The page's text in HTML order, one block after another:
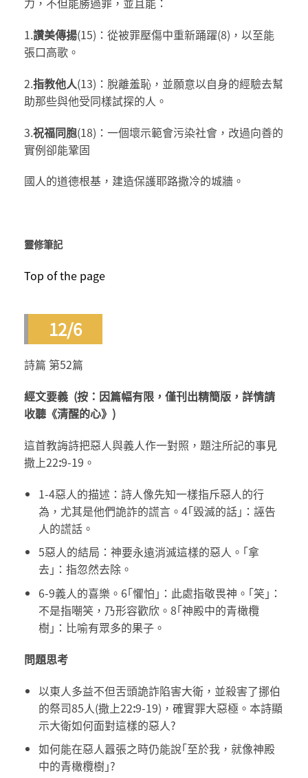
1.讚美傳揚(15)：從被罪壓傷中重新踊躍(8)，以至能
張口高歌。
2.指教他人(13)：脫離羞恥，並願意以自身的經驗去幫
助那些與他受同樣試探的人。
3.祝福同胞(18)：一個壞示範會污染社會，改過向善的
實例卻能鞏固
國人的道德根基，建造保護耶路撒冷的城牆。
靈修筆記
Top of the page
12/6
詩篇 第52篇
經文要義 (按：因篇幅有限，僅刊出精簡版，詳情請
收聽《清醒的心》)
這首教誨詩把惡人與義人作一對照，題注所記的事見
撒上22:9-19。
1-4惡人的描述：詩人像先知一樣指斥惡人的行
為，尤其是他們詭詐的謊言。4｢毀滅的話｣：誣告
人的謊話。
5惡人的結局：神要永遠消滅這樣的惡人。｢拿
去｣：指忽然去除。
6-9義人的喜樂。6｢懼怕｣：此處指敬畏神。｢笑｣：
不是指嘲笑，乃形容歡欣。8｢神殿中的青橄欖
樹｣：比喻有眾多的果子。
問題思考
以東人多益不但舌頭詭詐陷害大衛，並殺害了挪伯
的祭司85人(撒上22:9-19)，確實罪大惡極。本詩顯
示大衛如何面對這樣的惡人?
如何能在惡人囂張之時仍能說｢至於我，就像神殿
中的青橄欖樹｣?